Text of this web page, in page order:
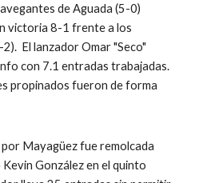
de Aguada (5-0)
victoria 8-1 frente a los
El lanzador Omar "Seco"
con 7.1 entradas trabajadas.
propinados fueron de forma
Mayagüez fue remolcada
González en el quinto